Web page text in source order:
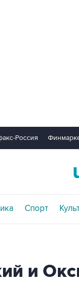
Россия
Спорт
и